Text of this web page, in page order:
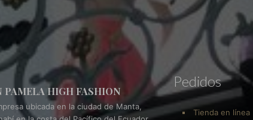
PAMELA HIGH FASHION
ubicada en la ciudad de Manta,
Pedidos
Tienda en línea